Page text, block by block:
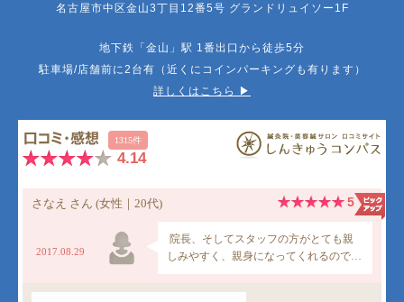
名古屋市中区金山3丁目12番5号 グランドリュイソー1F
地下鉄「金山」駅 1番出口から徒歩5分
駐車場/店舗前に2台有（近くにコインパーキングも有ります）
詳しくはこちら ▶︎